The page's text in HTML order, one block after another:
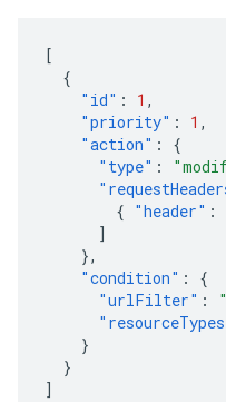
[
{
"id" : 1 ,
"priority" : 1 ,
"action" :
{
"type" :
{ "header" :
]
},
"condition" :
{
"urlFilter" :
}
}
]